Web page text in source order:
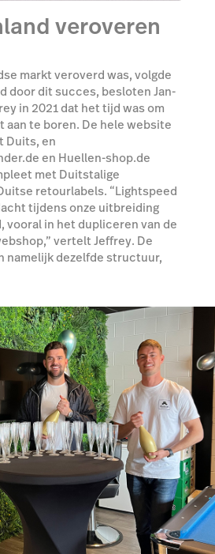
veroveren
markt veroverd was, volgde
door dit succes, besloten Jan-
in 2021 dat het tijd was om
aan te boren. De hele website
Duits, en
en Huellen-shop.de
met Duitstalige
retourlabels. “Lightspeed
tijdens onze uitbreiding
vooral in het dupliceren van de
vertelt Jeffrey. De
namelijk dezelfde structuur,
ze erin om ook in korte tijd
te openen.